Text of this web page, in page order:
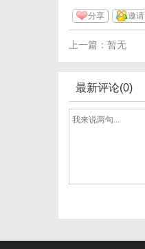
分享 邀请
上一篇：暂无
最新评论(0)